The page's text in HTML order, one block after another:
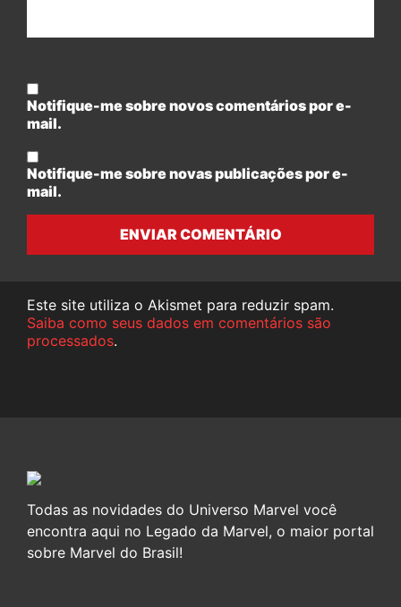
Notifique-me sobre novos comentários por e-
mail.
Notifique-me sobre novas publicações por e-
mail.
ENVIAR COMENTÁRIO
Este site utiliza o Akismet para reduzir spam.
Saiba como seus dados em comentários são
processados.
Todas as novidades do Universo Marvel você
encontra aqui no Legado da Marvel, o maior portal
sobre Marvel do Brasil!